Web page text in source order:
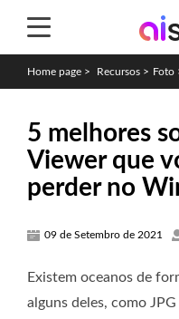
Home page > Recursos > Foto
5 melhores
Viewer que
perder no
09 de Setembro de 2021
Existem oceanos de
alguns deles, como